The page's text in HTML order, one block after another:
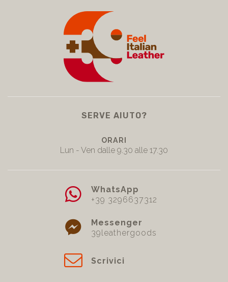
SERVE AIUTO?
ORARI
Lun - Ven dalle 9.30 alle 17.30
WhatsApp
+39 3296637312
Messenger
39leathergoods
Scrivici